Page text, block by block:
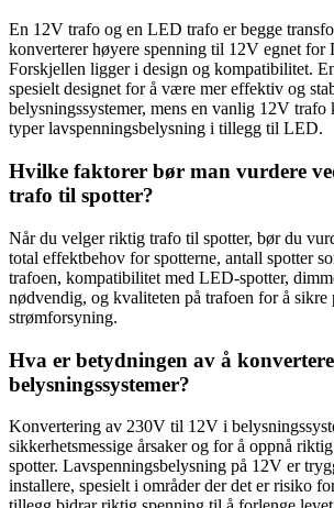
En 12V trafo og en LED trafo er begge
konverterer høyere spenning til 12V egnet for
Forskjellen ligger i design og kompatibilitet.
spesielt designet for å være mer effektiv og
belysningssystemer, mens en vanlig 12V trafo
typer lavspenningsbelysning i tillegg til LED.
Hvilke faktorer bør man vurdere
trafo til spotter?
Når du velger riktig trafo til spotter, bør du
total effektbehov for spotterne, antall spotter
trafoen, kompatibilitet med LED-spotter,
nødvendig, og kvaliteten på trafoen for å sikre
strømforsyning.
Hva er betydningen av å
belysningssystemer?
Konvertering av 230V til 12V i
sikkerhetsmessige årsaker og for å oppnå
spotter. Lavspenningsbelysning på 12V er
installere, spesielt i områder der det er risiko